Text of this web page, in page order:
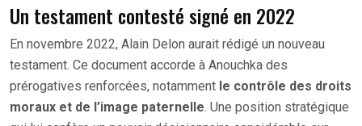
Un testament contesté signé en 2022
En novembre 2022, Alain Delon aurait rédigé un nouveau
testament. Ce document accorde à Anouchka des
prérogatives renforcées, notamment le contrôle des droits
moraux et de l’image paternelle. Une position stratégique